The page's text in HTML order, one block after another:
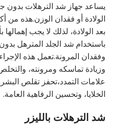
يساعد جهاز شد الترهلات بدون
الولادة أو فقدان الوزن.هذه من
بعد الولادة، لذلك لا يجب
باستخدام شد الجلد المترهل
وفقدان المرونة.تعمل هذه
وزيادة تماسكه ومرونته،
علامات التمدد،تحفز تقلص
الخلايا، وتحسين الرفاهية العامة.
شد الترهلات بالليزر